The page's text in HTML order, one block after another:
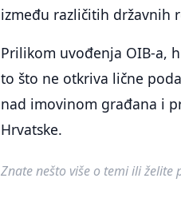
između različitih državnih
Prilikom uvođenja OIB-a,
to što ne otkriva lične
nad imovinom građana i
Hrvatske.
Znate nešto više o temi ili želite